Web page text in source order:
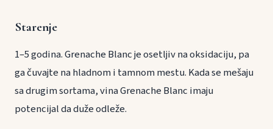
Starenje
1–5 godina. Grenache Blanc je osetljiv na oksidaciju, pa
ga čuvajte na hladnom i tamnom mestu. Kada se mešaju
sa drugim sortama, vina Grenache Blanc imaju
potencijal da duže odleže.